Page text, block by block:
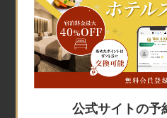
宿泊
宿泊
公式サイトの予